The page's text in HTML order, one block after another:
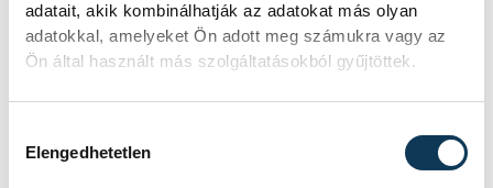
adatait, akik kombinálhatják az adatokat más olyan
adatokkal, amelyeket Ön adott meg számukra vagy az
Ön által használt más szolgáltatásokból gyűjtöttek.
Elengedhetetlen
TOVÁBBI CIKKEK
KÉK FÉNY
Csobánchegyen